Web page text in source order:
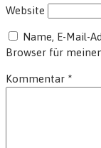
Website
Name, E-Mail-
Browser für
Kommentar *